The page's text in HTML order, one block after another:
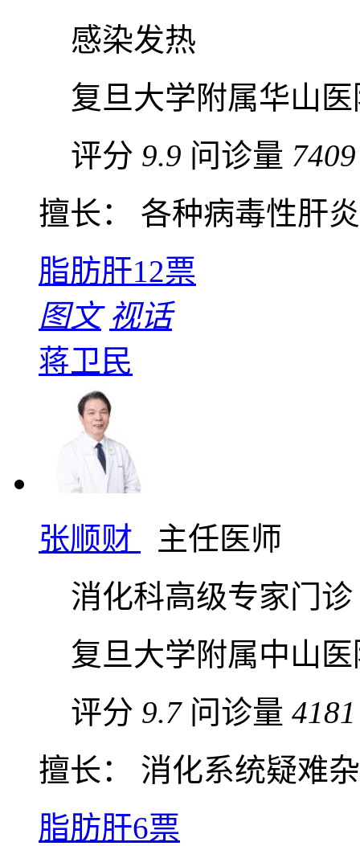
感染发热
复旦大学附属华山医
评分 9.9 问诊量 7409
擅长： 各种病毒性肝
脂肪肝12票
图文 视话
蒋卫民
张顺财
主任医师
消化科高级专家门诊
复旦大学附属中山医
评分 9.7 问诊量 4181
擅长： 消化系统疑难
脂肪肝6票